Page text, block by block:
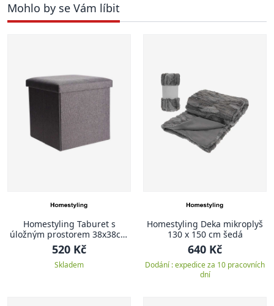
Mohlo by se Vám líbit
Homestyling Taburet s
úložným prostorem 38x38cm
šedá KO-101000520seda
520 Kč
Skladem
Homestyling Deka mikroplyš
130 x 150 cm šedá
640 Kč
Dodání : expedice za 10 pracovních
dní